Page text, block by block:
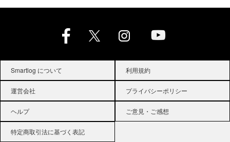
Smartlog について 利用規約
運営会社 プライバシーポリシー
ヘルプ ご意見・ご感想
特定商取引法に基づく表記